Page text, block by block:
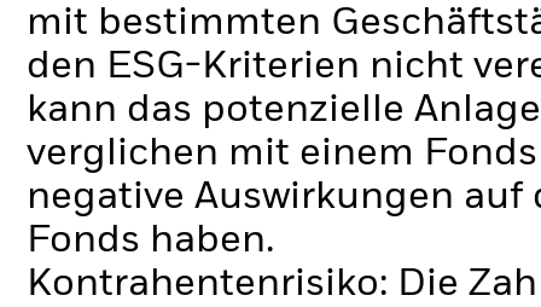
mit bestimmten
den ESG-Kriterien nicht
kann das potenzielle
verglichen mit einem
negative Auswirkungen
Fonds haben.
Kontrahentenrisiko: Die